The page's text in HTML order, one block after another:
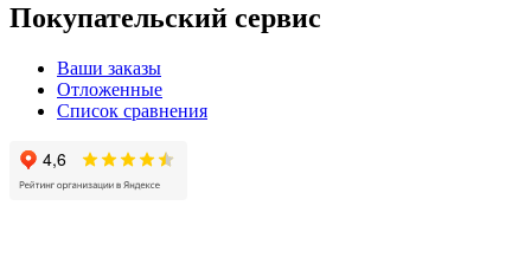
Покупательский сервис
Ваши заказы
Отложенные
Список сравнения